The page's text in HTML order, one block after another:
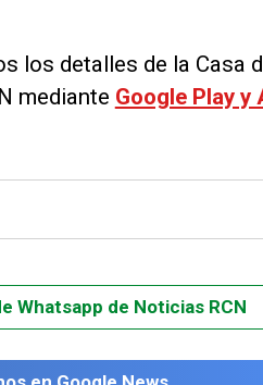
los detalles de la Casa
mediante Google Play y
Whatsapp de Noticias RCN